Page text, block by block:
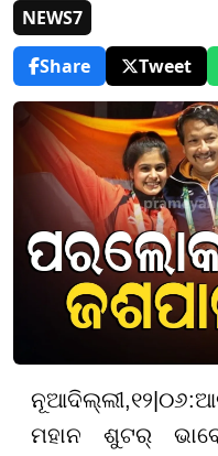
NEWS7
Share
Tweet
ନୂଆଦିଲ୍ଲୀ,୧୨|୦୬:
ମହାନ ଶୁଟର୍